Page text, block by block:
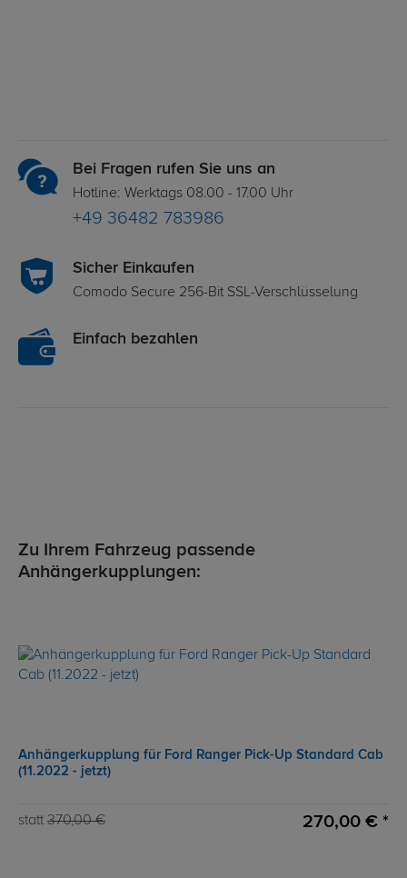
Bei Fragen rufen Sie uns an
Hotline: Werktags 08.00 - 17.00 Uhr
+49 36482 783986
Sicher Einkaufen
Comodo Secure 256-Bit SSL-Verschlüsselung
Einfach bezahlen
Zu Ihrem Fahrzeug passende
Anhängerkupplungen:
Anhängerkupplung für Ford Ranger Pick-Up Standard Cab
(11.2022 - jetzt)
statt 370,00 € 270,00 € *